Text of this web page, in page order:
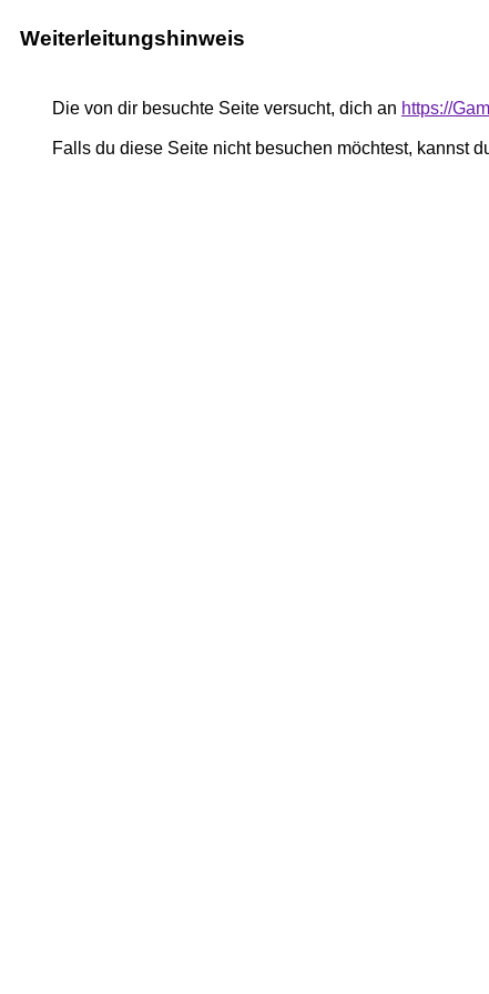
Weiterleitungshinweis
Die von dir besuchte Seite versucht, dich an https://
Falls du diese Seite nicht besuchen möchtest, kannst